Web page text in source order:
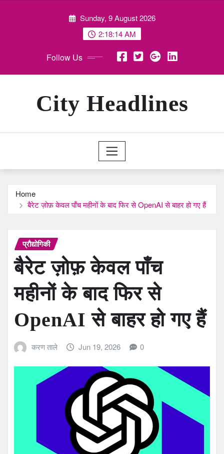
Sunday, 9 August 2026
2:18:15 AM
Follow Us
City Headlines
Home
बैरेट ज़ोफ़ केवल पाँच महीनों के बाद फिर से OpenAI से बाहर हो गए हैं
प्रौद्योगिकी
बैरेट ज़ोफ़ केवल पाँच
महीनों के बाद फिर से
OpenAI से बाहर हो गए हैं
करण ताले Jun 19, 2026 0